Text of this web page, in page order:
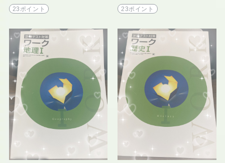
23ポイント 23ポイント